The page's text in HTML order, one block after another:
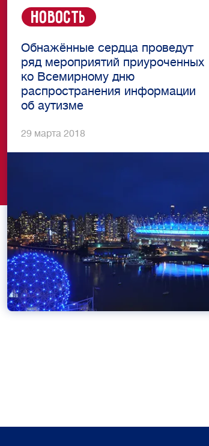
Новость
Обнажённые сердца проведут
ряд мероприятий приуроченных
ко Всемирному дню
распространения информации
об аутизме
29 марта 2018